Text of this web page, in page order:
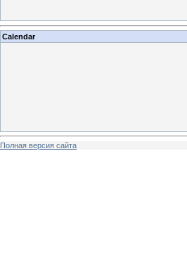
Calendar
Полная версия сайта